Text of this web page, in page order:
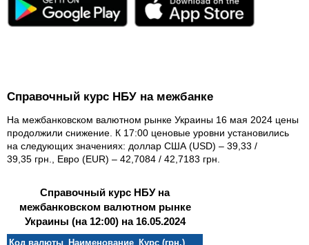
Справочный курс НБУ на межбанке
На межбанковском валютном рынке Украины 16 мая 2024 цены
продолжили снижение. К 17:00 ценовые уровни установились
на следующих значениях: доллар США (USD) – 39,33 /
39,35 грн., Евро (EUR) – 42,7084 / 42,7183 грн.
Справочный курс НБУ на
межбанковском валютном рынке
Украины (на 12:00) на 16.05.2024
Код валюты Наименование Курс (грн.)